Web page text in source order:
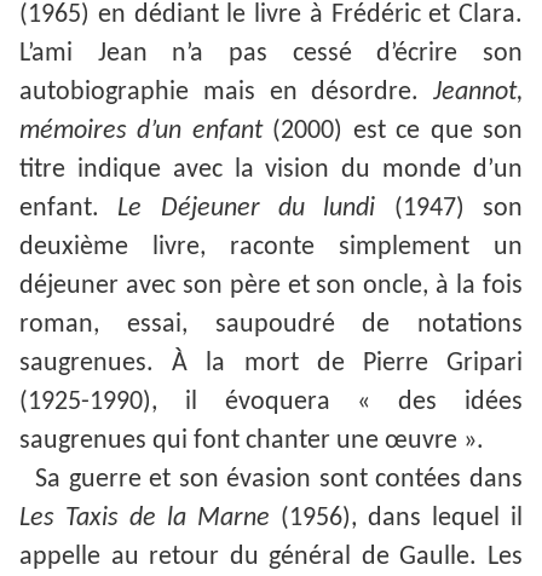
(1965) en dédiant le livre à Frédéric et Clara.
L’ami Jean n’a pas cessé d’écrire son
autobiographie mais en désordre. Jeannot,
mémoires d’un enfant(2000) est ce que son
titre indique avec la vision du monde d’un
enfant. Le Déjeuner du lundi (1947) son
deuxième livre, raconte simplement un
déjeuner avec son père et son oncle, à la fois
roman, essai, saupoudré de notations
saugrenues. À la mort de Pierre Gripari
(1925-1990), il évoquera « des idées
saugrenues qui font chanter une œuvre ».
Sa guerre et son évasion sont contées dans
Les Taxis de la Marne (1956), dans lequel il
appelle au retour du général de Gaulle. Les